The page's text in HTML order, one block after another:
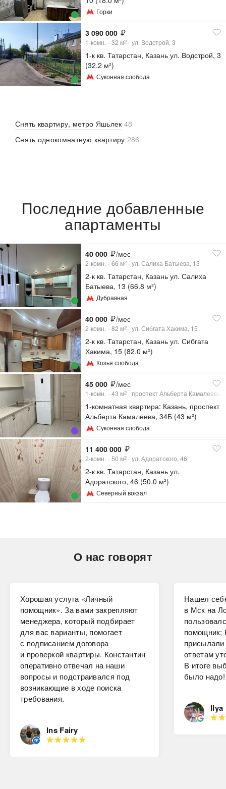
Горки
3 090 000
1-комн. 32 м2 ул. Водстрой, 3
1-к кв. Татарстан, Казань ул. Водстрой, 3
(32.2 м²)
Суконная слобода
Снять квартиру, метро Яшьлек 48
Снять однокомнатную квартиру 286
Последние добавленные
апартаменты
40 000 /мес
2-комн. 66 м2 ул. Салиха Батыева, 13
2-к кв. Татарстан, Казань ул. Салиха
Батыева, 13 (66.8 м²)
Дубравная
40 000 /мес
2-комн. 82 м2 ул. Сибгата Хакима, 15
2-к кв. Татарстан, Казань ул. Сибгата
Хакима, 15 (82.0 м²)
Козья слобода
45 000 /мес
1-комн. 43 м2 проспект Альберта Камалеева,
1-комнатная квартира: Казань, проспект
Альберта Камалеева, 34Б (43 м²)
Суконная слобода
11 400 000
2-комн. 50 м2 ул. Адоратского, 46
2-к кв. Татарстан, Казань ул.
Адоратского, 46 (50.0 м²)
Северный вокзал
О нас говорят
Хорошая услуга «Личный
помощник». За вами закрепляют
менеджера, который подбирает
для вас варианты, помогает
с подписанием договора
и проверкой квартиры. Константин
оперативно отвечал на наши
вопросы и подстраивался под
возникающие в ходе поиска
требования.
Ins Fairy
Нашел
в Мск на
помощник;
ответам
В итоге
было надо!
Ilya